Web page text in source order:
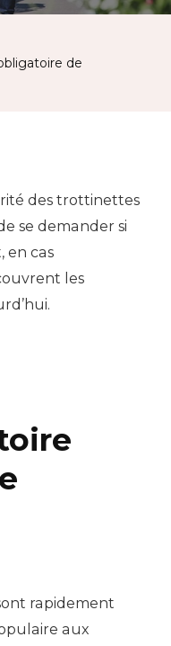
de
des trottinettes
se demander si
en cas
les
rapidement
aux